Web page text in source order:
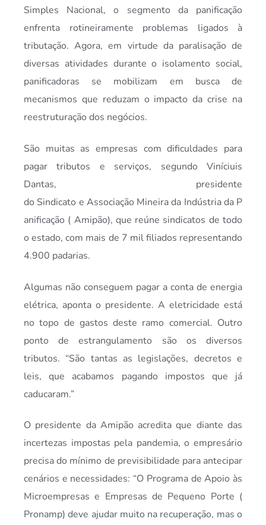
Simples Nacional, o segmento da panificação
enfrenta rotineiramente problemas ligados à
tributação. Agora, em virtude da paralisação de
diversas atividades durante o isolamento social,
panificadoras se mobilizam em busca de
mecanismos que reduzam o impacto da crise na
reestruturação dos negócios.
São muitas as empresas com dificuldades para
pagar tributos e serviços, segundo Viníciuis
Dantas, presidente
do Sindicato e Associação Mineira da Indústria da P
anificação ( Amipão), que reúne sindicatos de todo
o estado, com mais de 7 mil filiados representando
4.900 padarias.
Algumas não conseguem pagar a conta de energia
elétrica, aponta o presidente. A eletricidade está
no topo de gastos deste ramo comercial. Outro
ponto de estrangulamento são os diversos
tributos. “São tantas as legislações, decretos e
leis, que acabamos pagando impostos que já
caducaram.”
O presidente da Amipão acredita que diante das
incertezas impostas pela pandemia, o empresário
precisa do mínimo de previsibilidade para antecipar
cenários e necessidades: “O Programa de Apoio às
Microempresas e Empresas de Pequeno Porte (
Pronamp) deve ajudar muito na recuperação, mas o